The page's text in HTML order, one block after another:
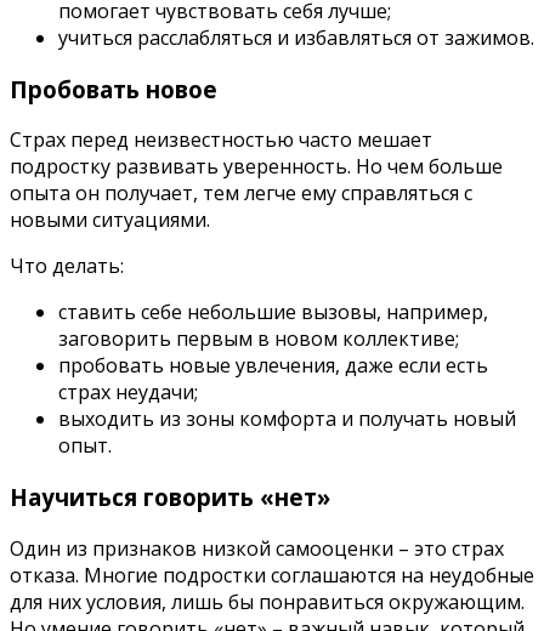
помогает чувствовать себя лучше;
учиться расслабляться и избавляться от зажимов.
Пробовать новое
Страх перед неизвестностью часто мешает
подростку развивать уверенность. Но чем больше
опыта он получает, тем легче ему справляться с
новыми ситуациями.
Что делать:
ставить себе небольшие вызовы, например,
заговорить первым в новом коллективе;
пробовать новые увлечения, даже если есть
страх неудачи;
выходить из зоны комфорта и получать новый
опыт.
Научиться говорить «нет»
Один из признаков низкой самооценки – это страх
отказа. Многие подростки соглашаются на неудобные
для них условия, лишь бы понравиться окружающим.